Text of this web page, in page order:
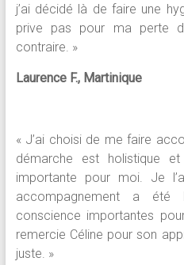
j’ai décidé là de faire une
prive pas pour ma perte
contraire. »
Laurence F., Martinique
« J’ai choisi de me faire
démarche est holistique
importante pour moi. Je
accompagnement a été
conscience importantes
remercie Céline pour son
juste. »